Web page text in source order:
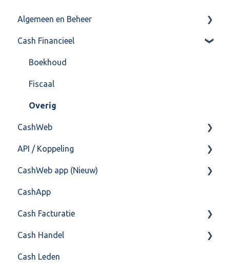
Algemeen en Beheer
Bank(koppeling)
Import/Export
Postbus
Training & Consultancy
Overig
Cash Financieel
Boekhoud
Fiscaal
Overig
CashWeb
CashHero Layout
Mailen vanuit CASHWeb
Algemeen gebruik
API / Koppeling
Algemeen
Api 3.0 (SOAP API)
API 4.0 (REST API)
CashWeb app (Nieuw)
Veel gestelde vragen
CashApp
Cash Facturatie
Factureren
Instellingen
Cash Handel
Inkoop
Cash Leden